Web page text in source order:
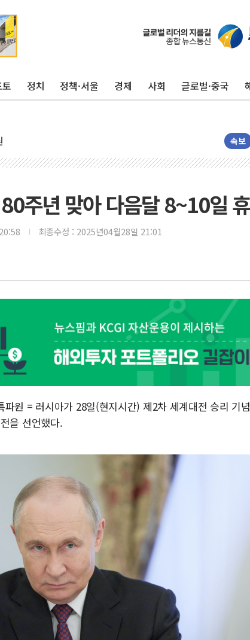
정치 정책·서울 경제 사회 글로벌·중국
속보
주년 맞아 다음달 8~10일
최종수정 : 2025년04월28일 21:01
원 = 러시아가 28일(현지시간) 제2차 세계대전 승리 기
을 선언했다.